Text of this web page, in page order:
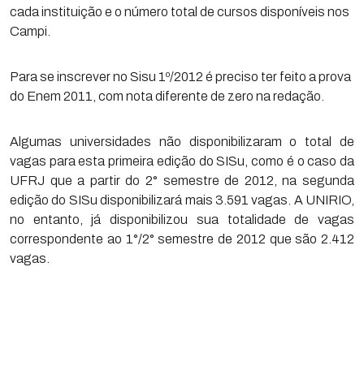
cada instituição e o número total de cursos disponíveis nos
Campi.
Para se inscrever no Sisu 1º/2012 é preciso ter feito a prova
do Enem 2011, com nota diferente de zero na redação.
Algumas universidades não disponibilizaram o total de
vagas para esta primeira edição do SISu, como é o caso da
UFRJ que a partir do 2° semestre de 2012, na segunda
edição do SISu disponibilizará mais 3.591 vagas. A UNIRIO,
no entanto, já disponibilizou sua totalidade de vagas
correspondente ao 1°/2° semestre de 2012 que são 2.412
vagas.